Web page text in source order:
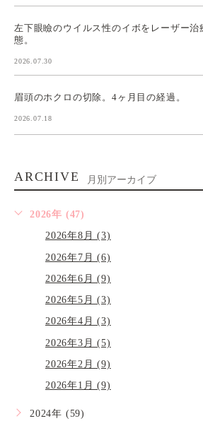
左下眼瞼のウイルス性のイボをレーザー治
態。
2026.07.30
眉頭のホクロの切除。4ヶ月目の経過。
2026.07.18
ARCHIVE 月別アーカイブ
2026年 (47)
2026年8月 (3)
2026年7月 (6)
2026年6月 (9)
2026年5月 (3)
2026年4月 (3)
2026年3月 (5)
2026年2月 (9)
2026年1月 (9)
2024年 (59)